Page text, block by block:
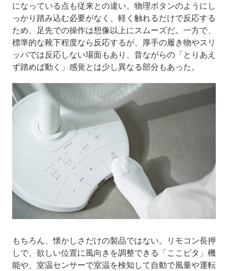
になっている点も従来との違い。物理ボタンのようにし
っかり踏み込む必要がなく、軽く触れるだけで反応する
ため、足先での操作は想像以上にスムーズだ。一方で、
標準的な靴下程度なら反応するが、厚手の履き物やスリ
ッパでは反応しない場面もあり、昔ながらの「とりあえ
ず踏めば動く」感覚とは少し異なる部分もあった。
もちろん、懐かしさだけの製品ではない。リモコン長押
しで、欲しい位置に風向きを調整できる「ここピタ」機
能や、室温センサーで室温を検知して自動で風量や運転